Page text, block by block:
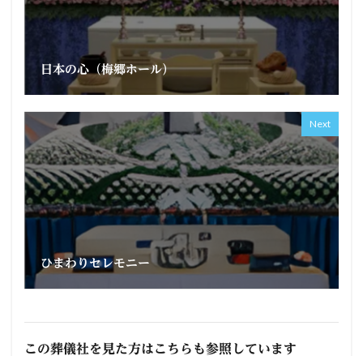
日本の心（梅郷ホール）
Next
ひまわりセレモニー
この葬儀社を見た方はこちらも参照しています